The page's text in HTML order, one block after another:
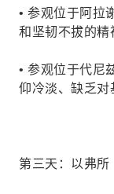
• 参观位于阿拉
和坚韧不拔的精
• 参观位于代尼
仰冷淡、缺乏对
第三天：以弗所